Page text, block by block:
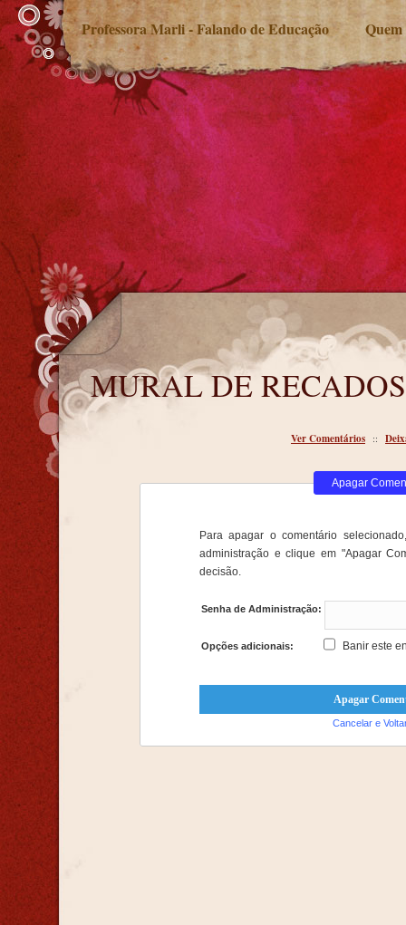
Professora Marli - Falando de Educação Quem
MURAL DE RECADOS
MURAL DE RECADOS
Ver Comentários ::
Apagar
Para apagar o comentário
administração e clique em "Apagar
decisão.
Senha de Administração:
Opções adicionais: Banir este
Cancelar e